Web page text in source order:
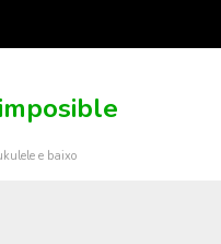
e baixo